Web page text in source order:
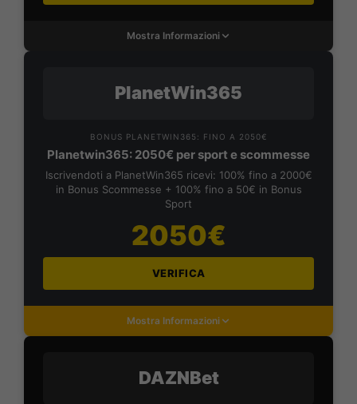
Mostra Informazioni
PlanetWin365
BONUS PLANETWIN365: FINO A 2050€
Planetwin365: 2050€ per sport e scommesse
Iscrivendoti a PlanetWin365 ricevi: 100% fino a 2000€
in Bonus Scommesse + 100% fino a 50€ in Bonus
Sport
2050€
VERIFICA
Mostra Informazioni
DAZNBet